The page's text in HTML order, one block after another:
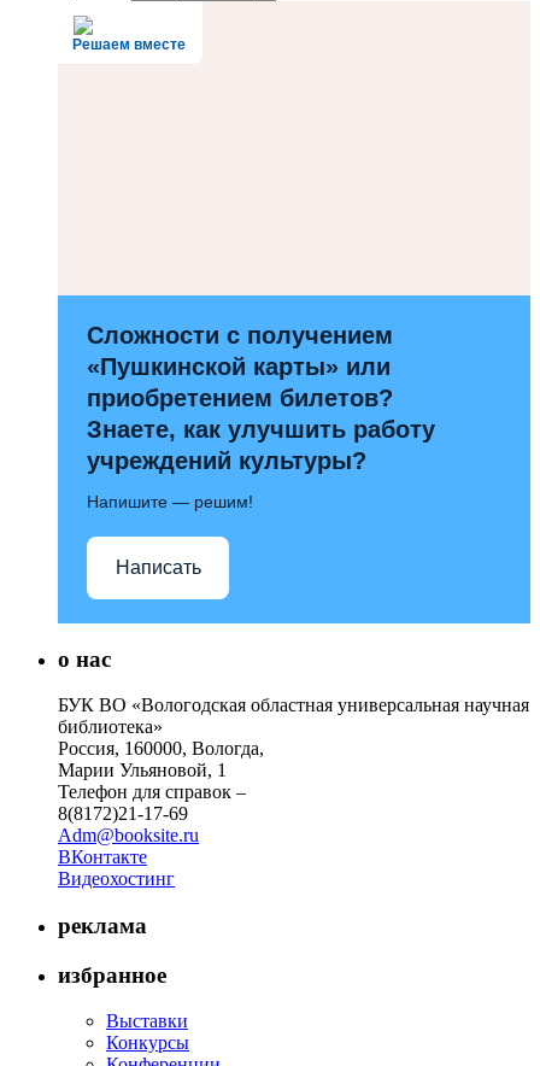
Решаем вместе
Сложности с получением
«Пушкинской карты» или
приобретением билетов?
Знаете, как улучшить работу
учреждений культуры?
Напишите — решим!
Написать
о нас
БУК ВО «Вологодская областная универсальная научная
библиотека»
Россия, 160000, Вологда,
Марии Ульяновой, 1
Телефон для справок –
8(8172)21-17-69
Adm@booksite.ru
ВКонтакте
Видеохостинг
реклама
избранное
Выставки
Конкурсы